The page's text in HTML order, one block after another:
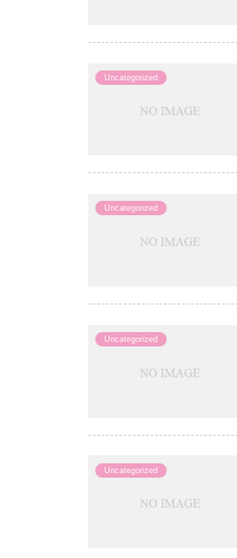
Uncategorized
Uncategorized
Uncategorized
Uncategorized